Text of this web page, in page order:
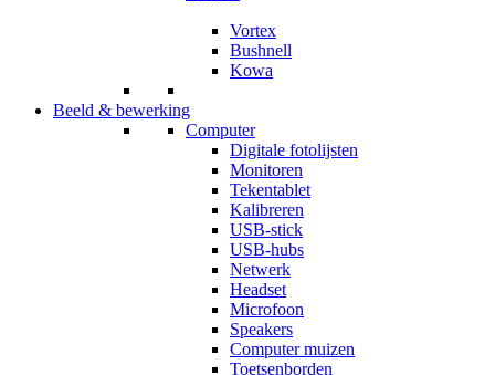
Vortex
Bushnell
Kowa
Beeld & bewerking
Computer
Digitale fotolijsten
Monitoren
Tekentablet
Kalibreren
USB-stick
USB-hubs
Netwerk
Headset
Microfoon
Speakers
Computer muizen
Toetsenborden